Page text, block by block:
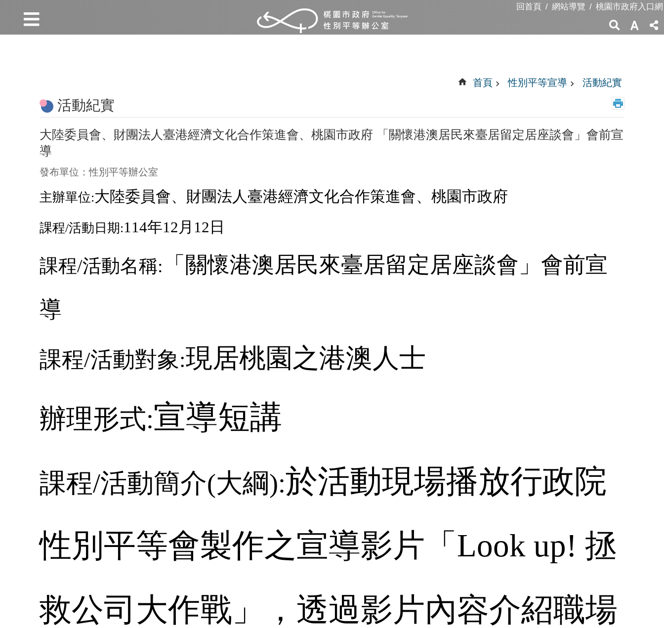
回首頁 網站導覽 桃園市政府入口網
首頁 性別平等宣導 活動紀實
活動紀實
大陸委員會、財團法人臺港經濟文化合作策進會、桃園市政府 「關懷港澳居民來臺居留定居座談會」會前宣
導
發布單位：性別平等辦公室
主辦單位:大陸委員會、財團法人臺港經濟文化合作策進會、桃園市政府
課程/活動日期:114年12 月 12 日
課程/活動名稱: 「關懷港澳居民來臺居留定居座談會」 會前宣
導
課程/活動對象:現居桃園之港澳人士
辦理形式:宣導短講
課程/活動簡介(大綱):於活動現場播放行政院
性別平等會製作之宣導影片「 Look up! 拯
救公司大作戰」，透過影片內容介紹職場